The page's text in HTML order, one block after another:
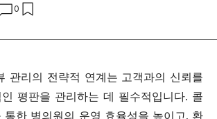
0
관리의 전략적 연계는 고객과의 신뢰를
평판을 관리하는 데 필수적입니다. 콜
통한 병의원의 운영 효율성을 높이고, 환